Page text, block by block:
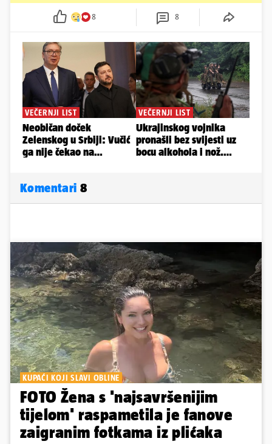
8 8
Komentari 8
KUPAĆI KOJI SLAVI OBLINE
FOTO Žena s 'najsavršenijim
tijelom' raspametila je fanove
zaigranim fotkama iz plićaka